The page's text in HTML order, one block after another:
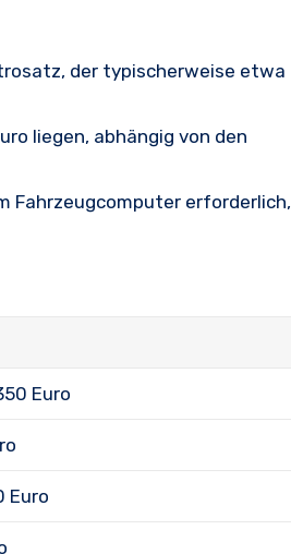
der typischerweise etwa
liegen, abhängig von den
Fahrzeugcomputer erforderlich,
Euro
Euro